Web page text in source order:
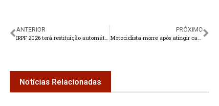
ANTERIOR
IRPF 2026 terá restituição automática para pequenos contribuintes
PRÓXIMO
Motociclista morre após atingir cavalo na BR-116
Notícias Relacionadas